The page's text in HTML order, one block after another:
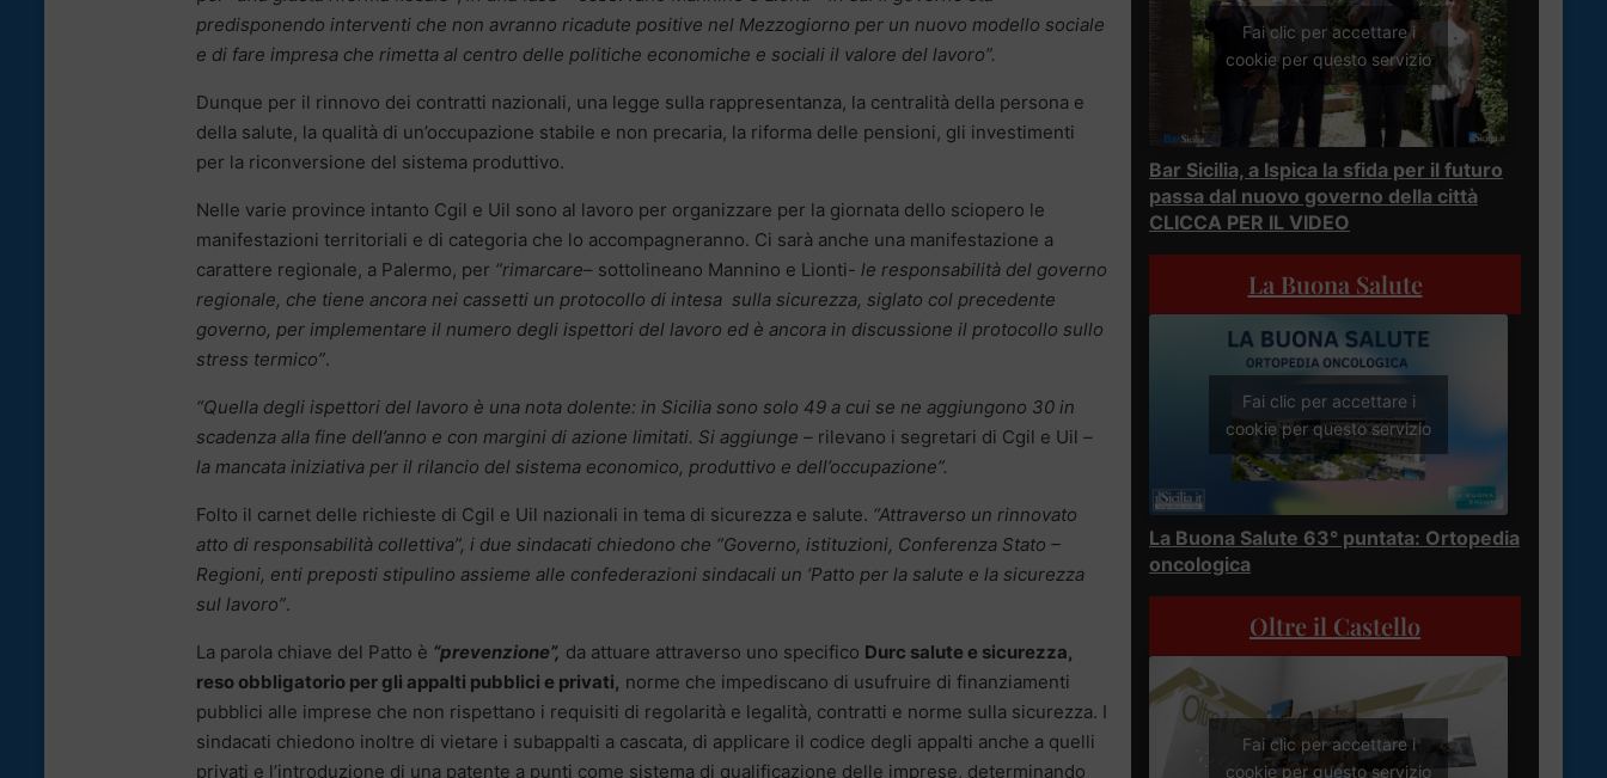
predisponendo interventi che non avranno ricadute positive nel Mezzogiorno per un nuovo modello sociale
e di fare impresa che rimetta al centro delle politiche economiche e sociali il valore del lavoro”.
Dunque per il rinnovo dei contratti nazionali, una legge sulla rappresentanza, la centralità della persona e
della salute, la qualità di un’occupazione stabile e non precaria, la riforma delle pensioni, gli investimenti
per la riconversione del sistema produttivo.
Nelle varie province intanto Cgil e Uil sono al lavoro per organizzare per la giornata dello sciopero le
manifestazioni territoriali e di categoria che lo accompagneranno. Ci sarà anche una manifestazione a
carattere regionale, a Palermo, per “rimarcare– sottolineano Mannino e Lionti- le responsabilità del governo
regionale, che tiene ancora nei cassetti un protocollo di intesa sulla sicurezza, siglato col precedente
governo, per implementare il numero degli ispettori del lavoro ed è ancora in discussione il protocollo sullo
stress termico”.
“Quella degli ispettori del lavoro è una nota dolente: in Sicilia sono solo 49 a cui se ne aggiungono 30 in
scadenza alla fine dell’anno e con margini di azione limitati. Si aggiunge – rilevano i segretari di Cgil e Uil –
la mancata iniziativa per il rilancio del sistema economico, produttivo e dell’occupazione”.
Folto il carnet delle richieste di Cgil e Uil nazionali in tema di sicurezza e salute. “Attraverso un rinnovato
atto di responsabilità collettiva”, i due sindacati chiedono che “Governo, istituzioni, Conferenza Stato –
Regioni, enti preposti stipulino assieme alle confederazioni sindacali un ‘Patto per la salute e la sicurezza
sul lavoro”.
La parola chiave del Patto è “prevenzione”, da attuare attraverso uno specifico Durc salute e sicurezza,
reso obbligatorio per gli appalti pubblici e privati, norme che impediscano di usufruire di finanziamenti
pubblici alle imprese che non rispettano i requisiti di regolarità e legalità, contratti e norme sulla sicurezza. I
sindacati chiedono inoltre di vietare i subappalti a cascata, di applicare il codice degli appalti anche a quelli
privati e l’introduzione di una patente a punti come sistema di qualificazione delle imprese, determinando
Fai clic per accettare i
cookie per questo servizio
Bar Sicilia, a Ispica la sfida per il futuro
passa dal nuovo governo della città
CLICCA PER IL VIDEO
La Buona Salute
Fai clic per accettare i
cookie per questo servizio
La Buona Salute 63° puntata: Ortopedia
oncologica
Oltre il Castello
Fai clic per accettare i
cookie per questo servizio